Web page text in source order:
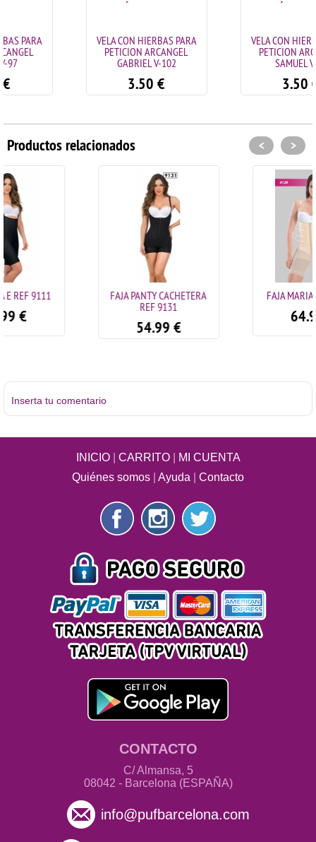
VELA CON HIERBAS PARA
PETICION ARCANGEL
GABRIEL V-102
VELA CON HIERBAS PARA
PETICION ARCANGEL
Productos relacionados
FAJA PANTY CACHETERA
FAJA MARIA E REF 9129
< >
Inserta tu comentario
INICIO| CARRITO|
MI CUENTA
Quiénes somos
Ayuda Contacto
CONTACTO
C/ Almansa, 5
08042 - Barcelona (ESPAÑA)
info@pufbarcelona.com